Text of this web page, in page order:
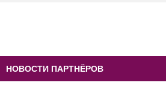
НОВОСТИ ПАРТНЁРОВ